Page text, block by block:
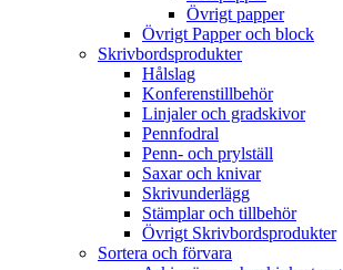
Övrigt papper
Övrigt Papper och block
Skrivbordsprodukter
Hålslag
Konferenstillbehör
Linjaler och gradskivor
Pennfodral
Penn- och prylställ
Saxar och knivar
Skrivunderlägg
Stämplar och tillbehör
Övrigt Skrivbordsprodukter
Sortera och förvara